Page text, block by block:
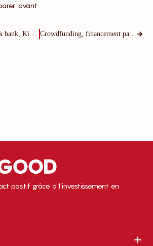
avant
positif grâce à l’investissement en